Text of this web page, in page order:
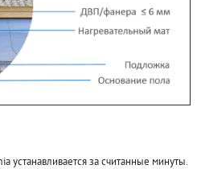
устанавливается за считанные минуты.